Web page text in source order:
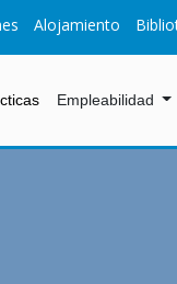
Alojamiento
(current)
Empleabilidad